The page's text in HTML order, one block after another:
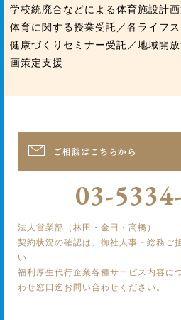
学校統廃合などによる体育施設計
体育に関する授業受託／各ライフ
健康づくりセミナー受託／地域開
画策定支援
ご相談はこちらから
03-
法人営業部（林田・金田・高橋）
契約状況の確認は、御社人事・総務ご
い
福利厚生代行企業各種サービス内容に
わせ窓口迄お問い合わせください。